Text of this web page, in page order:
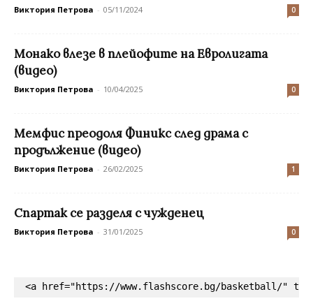
Виктория Петрова - 05/11/2024 0
Монако влезе в плейофите на Евролигата
(видео)
Виктория Петрова - 10/04/2025 0
Мемфис преодоля Финикс след драма с
продължение (видео)
Виктория Петрова - 26/02/2025 1
Спартак се разделя с чужденец
Виктория Петрова - 31/01/2025 0
<a href="https://www.flashscore.bg/basketball/"